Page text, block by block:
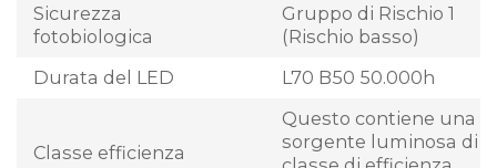
Sicurezza
fotobiologica
Gruppo di Rischio 1
(Rischio basso)
Durata del LED
L70 B50 50.000h
Classe efficienza
Questo contiene una
sorgente luminosa di